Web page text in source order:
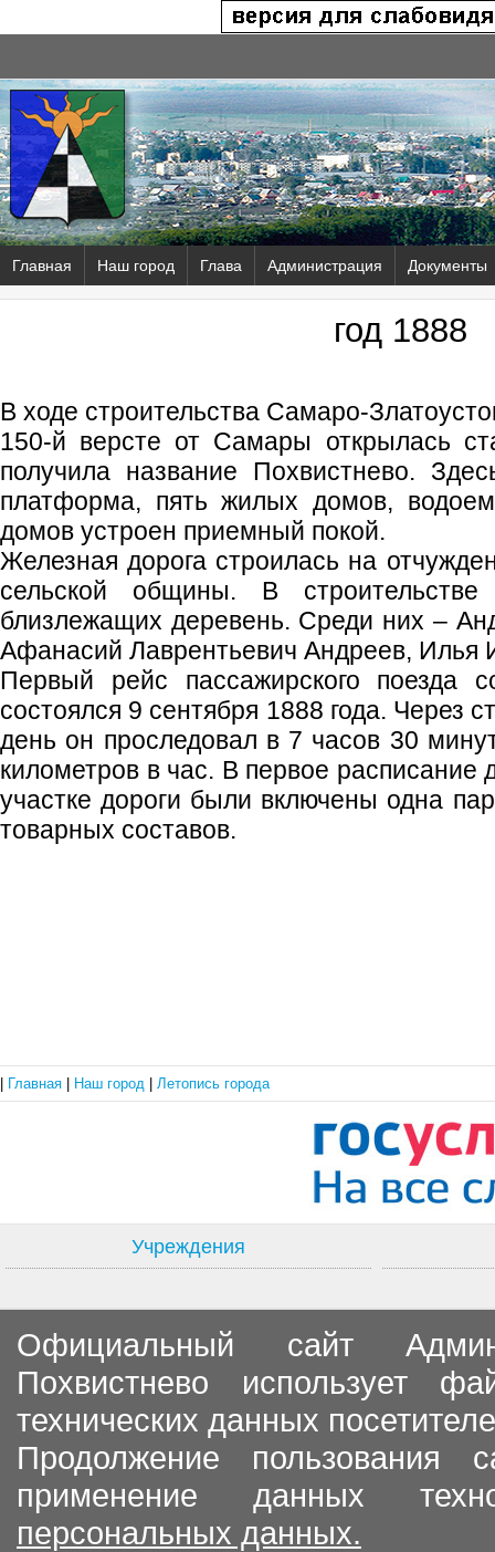
Главная Наш город Глава Администрация Документы
год 1888
В ходе строительства Самаро-
150-й версте от Самары открылась
получила название Похвистнево.
платформа, пять жилых домов,
домов устроен приемный покой.
Железная дорога строилась на
сельской общины. В строительстве
близлежащих деревень. Среди них –
Афанасий Лаврентьевич Андреев, Илья
Первый рейс пассажирского поезда
состоялся 9 сентября 1888 года. Через
день он проследовал в 7 часов 30
километров в час. В первое расписание
участке дороги были включены одна
товарных составов.
Главная Наш город Летопись города
Учреждения
Официальный сайт
Похвистнево использует
технических данных
Продолжение пользования
применение данных
персональных данных.